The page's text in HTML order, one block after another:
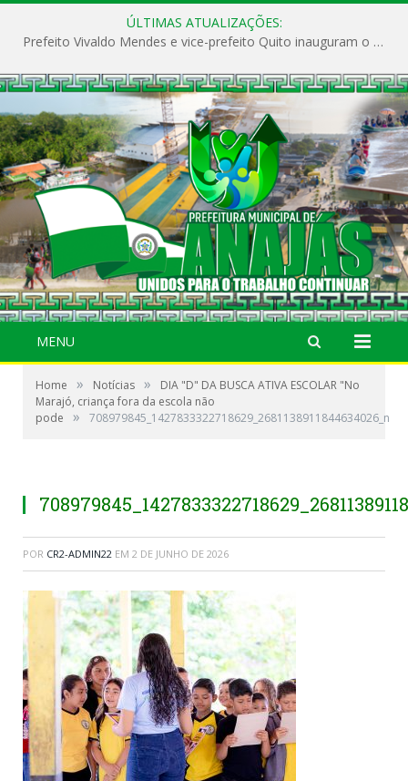
ÚLTIMAS ATUALIZAÇÕES:
Prefeito Vivaldo Mendes e vice-prefeito Quito inauguram o CAPS e fortalecem a saúde pública em Anajás.
MENU
Home » Notícias »
DIA "D" DA BUSCA ATIVA ESCOLAR "No
Marajó, criança fora da escola não
pode
» 708979845_1427833322718629_2681138911844634026_n
POR CR2-ADMIN22 EM 2 DE JUNHO DE 2026